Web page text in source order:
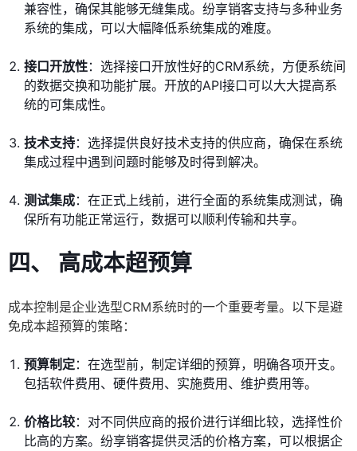
兼容性，确保其能够无缝集成。纷享销客支持与多种业务
系统的集成，可以大幅降低系统集成的难度。
接口开放性：选择接口开放性好的CRM系统，方便系统间
的数据交换和功能扩展。开放的API接口可以大大提高系
统的可集成性。
技术支持：选择提供良好技术支持的供应商，确保在系统
集成过程中遇到问题时能够及时得到解决。
测试集成：在正式上线前，进行全面的系统集成测试，确
保所有功能正常运行，数据可以顺利传输和共享。
四、 高成本超预算
成本控制是企业选型CRM系统时的一个重要考量。以下是避
免成本超预算的策略：
预算制定：在选型前，制定详细的预算，明确各项开支。
包括软件费用、硬件费用、实施费用、维护费用等。
价格比较：对不同供应商的报价进行详细比较，选择性价
比高的方案。纷享销客提供灵活的价格方案，可以根据企